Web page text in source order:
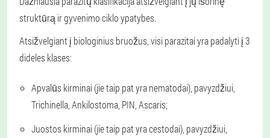
struktūrą ir gyvenimo ciklo ypatybes.
Atsižvelgiant į biologinius bruožus, visi parazitai yra padalyti į 3
dideles klases:
Apvalūs kirminai (jie taip pat yra nematodai), pavyzdžiui,
Trichinella, Ankilostoma, PIN, Ascaris;
Juostos kirminai (jie taip pat yra cestodai), pavyzdžiui,